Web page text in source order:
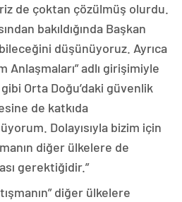
de çoktan çözülmüş olurdu.
bakıldığında Başkan
düşünüyoruz. Ayrıca
Anlaşmaları” adlı girişimiyle
Orta Doğu’daki güvenlik
de katkıda
Dolayısıyla bizim için
diğer ülkelere de
gerektiğidir.”
diğer ülkelere